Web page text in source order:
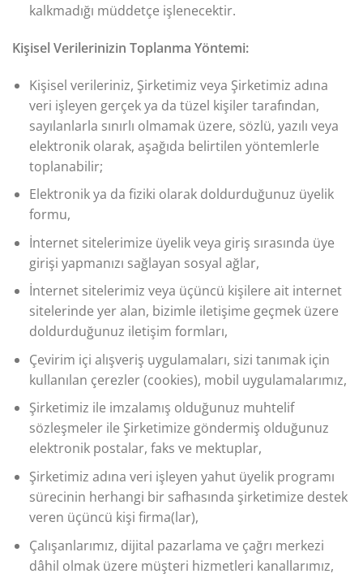
kalkmadığı müddetçe işlenecektir.
Kişisel Verilerinizin Toplanma Yöntemi:
Kişisel verileriniz, Şirketimiz veya Şirketimiz adına
veri işleyen gerçek ya da tüzel kişiler tarafından,
sayılanlarla sınırlı olmamak üzere, sözlü, yazılı veya
elektronik olarak, aşağıda belirtilen yöntemlerle
toplanabilir;
Elektronik ya da fiziki olarak doldurduğunuz üyelik
formu,
İnternet sitelerimize üyelik veya giriş sırasında üye
girişi yapmanızı sağlayan sosyal ağlar,
İnternet sitelerimiz veya üçüncü kişilere ait internet
sitelerinde yer alan, bizimle iletişime geçmek üzere
doldurduğunuz iletişim formları,
Çevirim içi alışveriş uygulamaları, sizi tanımak için
kullanılan çerezler (cookies), mobil uygulamalarımız,
Şirketimiz ile imzalamış olduğunuz muhtelif
sözleşmeler ile Şirketimize göndermiş olduğunuz
elektronik postalar, faks ve mektuplar,
Şirketimiz adına veri işleyen yahut üyelik programı
sürecinin herhangi bir safhasında şirketimize destek
veren üçüncü kişi firma(lar),
Çalışanlarımız, dijital pazarlama ve çağrı merkezi
dâhil olmak üzere müşteri hizmetleri kanallarımız,